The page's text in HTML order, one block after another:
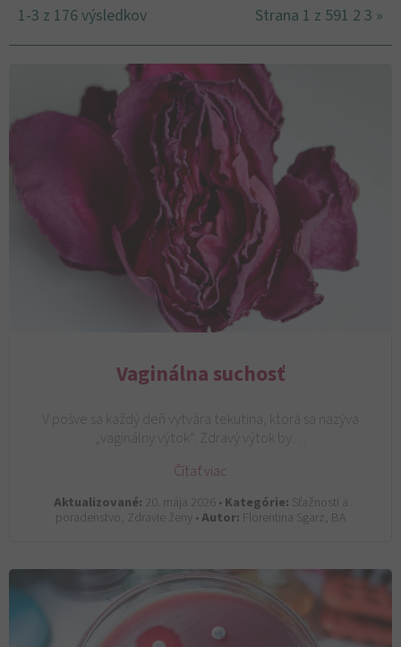
1-3 z 176 výsledkov Strana 1 z 591 2 3 »
Vaginálna suchosť
V pošve sa každý deň vytvára tekutina, ktorá sa nazýva
„vaginálny výtok“. Zdravý výtok by…
Čítať viac
Aktualizované: 20. mája 2026 •Kategórie: Sťažnosti a
poradenstvo, Zdravie ženy •Autor: Florentina Sgarz, BA